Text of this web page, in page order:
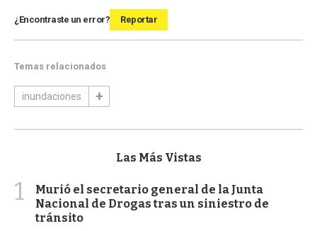
¿Encontraste un error? Reportar
Temas relacionados
inundaciones
Las Más Vistas
1
Murió el secretario general de la Junta
Nacional de Drogas tras un siniestro de
tránsito